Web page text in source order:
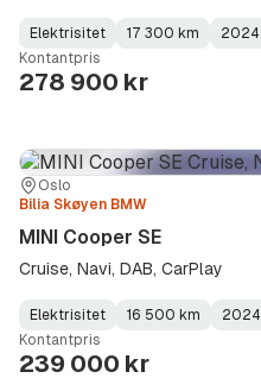
Fuel
Type:
Elektrisitet
Kilometerstand:
17 300 km
Model
Year:
2024
Gearbox
Type:
Kontantpris
278 900 kr
Sted:
Oslo
Forhandler:
Bilia Skøyen BMW
MINI Cooper SE
Cruise, Navi, DAB, CarPlay
Fuel
Type:
Elektrisitet
Kilometerstand:
16 500 km
Model
Year:
2024
Gearbox
Type:
Kontantpris
239 000 kr